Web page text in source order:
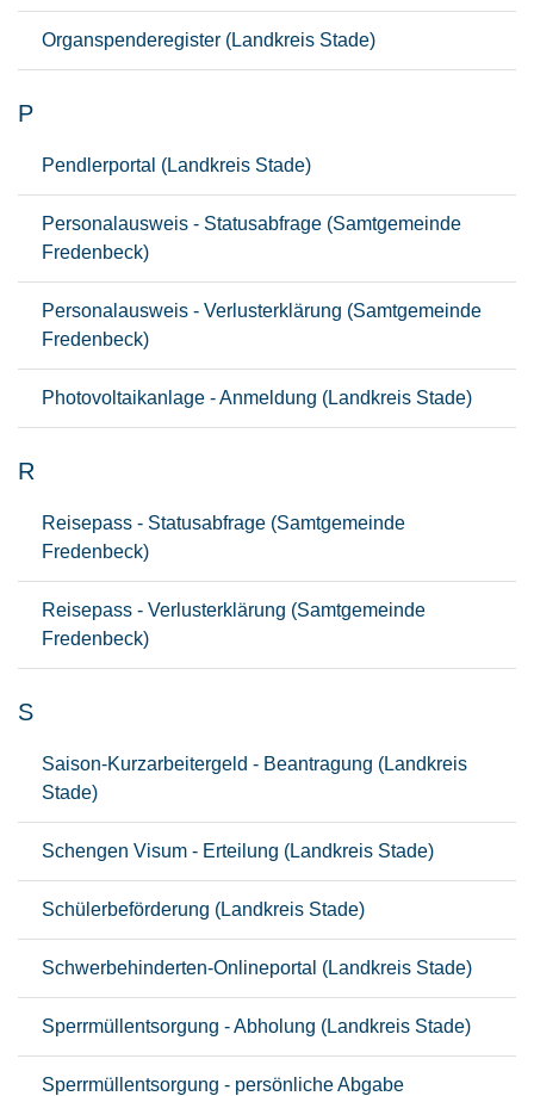
Organspenderegister (Landkreis Stade)
P
Pendlerportal (Landkreis Stade)
Personalausweis - Statusabfrage (Samtgemeinde
Fredenbeck)
Personalausweis - Verlusterklärung (Samtgemeinde
Fredenbeck)
Photovoltaikanlage - Anmeldung (Landkreis Stade)
R
Reisepass - Statusabfrage (Samtgemeinde
Fredenbeck)
Reisepass - Verlusterklärung (Samtgemeinde
Fredenbeck)
S
Saison-Kurzarbeitergeld - Beantragung (Landkreis
Stade)
Schengen Visum - Erteilung (Landkreis Stade)
Schülerbeförderung (Landkreis Stade)
Schwerbehinderten-Onlineportal (Landkreis Stade)
Sperrmüllentsorgung - Abholung (Landkreis Stade)
Sperrmüllentsorgung - persönliche Abgabe